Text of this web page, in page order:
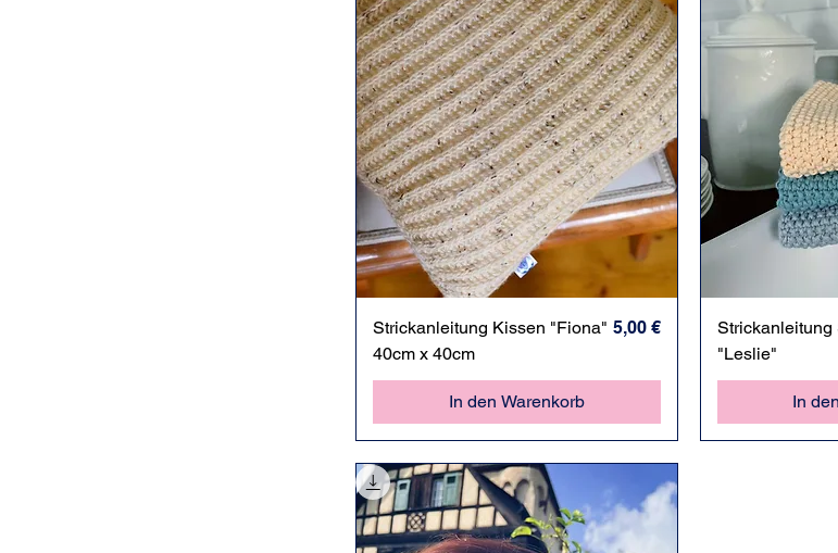
Schnellansicht
Strickanleitung Kissen "Fiona"
40cm x 40cm
Preis
5,00 €
In den Warenkorb
Strickanleitung
"Leslie"
In